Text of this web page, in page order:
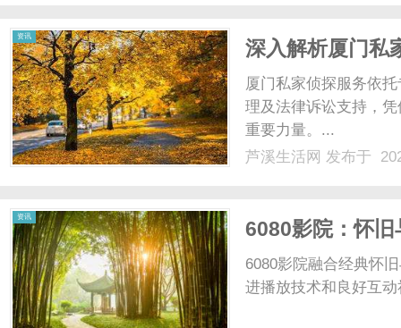
资讯
深入解析厦门私
厦门私家侦探服务依
理及法律诉讼支持，
重要力量。...
芦溪生活网 发布于
资讯
6080影院：怀
6080影院融合经典怀
进播放技术和良好互